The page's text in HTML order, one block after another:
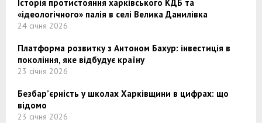
Історія протистояння харківського КДБ та
«ідеологічного» палія в селі Велика Данилівка
24 січня 2026
Платформа розвитку з Антоном Бахур: інвестиція в
покоління, яке відбудує країну
23 січня 2026
Безбар’єрність у школах Харківщини в цифрах: що
відомо
23 січня 2026